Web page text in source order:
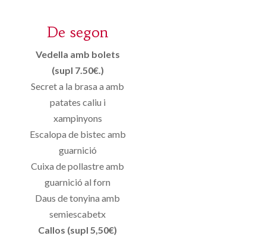
De segon
Vedella amb bolets
(supl 7.50€.)
Secret a la brasa a amb
patates caliu i
xampinyons
Escalopa de bistec amb
guarnició
Cuixa de pollastre amb
guarnició al forn
Daus de tonyina amb
semiescabetx
Callos (supl 5,50€)